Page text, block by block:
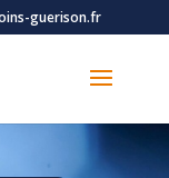
guerison.fr